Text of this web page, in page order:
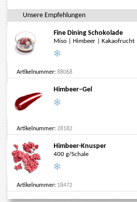
Unsere Empfehlungen
Fine Dining Schokolade
Miso | Himbeer | Kakaofrucht
Artikelnummer: 88068
Himbeer–Gel
Artikelnummer: 28182
Himbeer-Knusper
400 g/Schale
Artikelnummer: 18472